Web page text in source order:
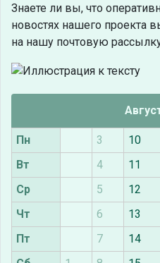
Знаете ли вы, что
новостях нашего проекта
на нашу почтовую
Пн 3 10
Вт
4 11
Ср
5 12
Чт
6 13
Пт
7 14